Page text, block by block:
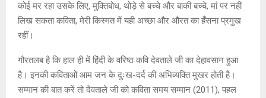
कोई मर रहा उसके लिए, मुक्तिबोध, थोड़े से बच्चे और बाकी बच्चे, मां पर नहीं
लिख सकता कविता, मेरी किस्मत में यही अच्छा और औरत का हँसना प्रमुख
रहीं।
गौरतलब है कि हाल ही में हिंदी के वरिष्ठ कवि देवताले जी का देहावसान हुआ
है। इनकी कविताओं आम जन के दुःख-दर्द की अभिव्यक्ति मुखर होती है।
सम्मान की बात करें तो देवताले जी को कविता समय सम्मान (2011), पहल